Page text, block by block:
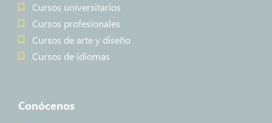
Cursos universitarios
Cursos profesionales
Cursos de arte y diseño
Cursos de idiomas
Conócenos